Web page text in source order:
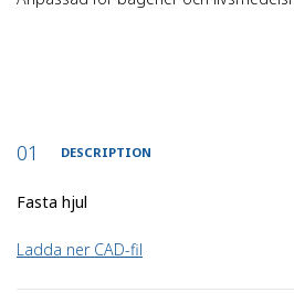
DESCRIPTION
Fasta hjul
Ladda ner CAD-fil